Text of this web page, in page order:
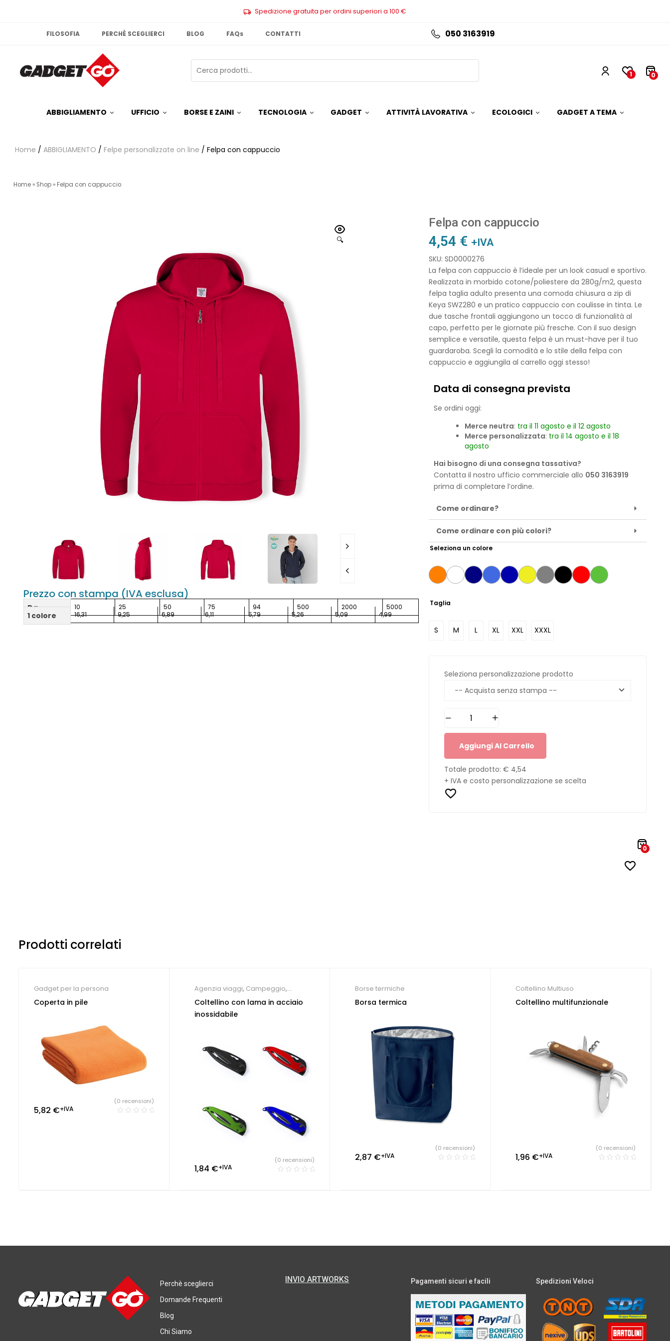
Spedizione gratuita per ordini superiori a 100 €
FILOSOFIA PERCHÈ SCEGLIERCI BLOG FAQs CONTATTI 050 3163919
1 0
ABBIGLIAMENTO UFFICIO BORSE E ZAINI TECNOLOGIA GADGET ATTIVITÀ LAVORATIVA ECOLOGICI GADGET A TEMA
Home / ABBIGLIAMENTO / Felpe personalizzate on line / Felpa con cappuccio
Home » Shop » Felpa con cappuccio
🔍
Prezzo con stampa (IVA esclusa)
Da 10 25 50 75 94 500 2000 5000
1 colore 16,31 9,25 6,89 6,11 5,79 5,26 5,09 4,99
Felpa con cappuccio
4,54 € +IVA
SKU: SD0000276
La felpa con cappuccio è l’ideale per un look casual e sportivo.
Realizzata in morbido cotone/poliestere da 280g/m2, questa
felpa taglia adulto presenta una comoda chiusura a zip di
Keya SWZ280 e un pratico cappuccio con coulisse in tinta. Le
due tasche frontali aggiungono un tocco di funzionalità al
capo, perfetto per le giornate più fresche. Con il suo design
semplice e versatile, questa felpa è un must-have per il tuo
guardaroba. Scegli la comodità e lo stile della felpa con
cappuccio e aggiungila al carrello oggi stesso!
Data di consegna prevista
Se ordini oggi:
Merce neutra: tra il 11 agosto e il 12 agosto
Merce personalizzata: tra il 14 agosto e il 18
agosto
Hai bisogno di una consegna tassativa?
Contatta il nostro ufficio commerciale allo 050 3163919
prima di completare l’ordine.
Come ordinare?
Come ordinare con più colori?
Seleziona un colore
Taglia
S M L XL XXL XXXL
Seleziona personalizzazione prodotto
Aggiungi Al Carrello
Totale prodotto: € 4,54
+ IVA e costo personalizzazione se scelta
0
Prodotti correlati
Gadget per la persona
Coperta in pile
5,82 €+IVA
(0 recensioni)
Agenzia viaggi, Campeggio,
Coltellino Multiuso
Coltellino con lama in acciaio
inossidabile
1,84 €+IVA
(0 recensioni)
Borse termiche
Borsa termica
2,87 €+IVA
(0 recensioni)
Coltellino Multiuso
Coltellino multifunzionale
1,96 €+IVA
(0 recensioni)
Perchè sceglierci
Domande Frequenti
Blog
Chi Siamo
INVIO ARTWORKS Pagamenti sicuri e facili Spedizioni Veloci